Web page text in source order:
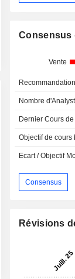
Consensus
Vente
Nombre
Dernier Cours
Objectif de cours
Ecart / Objectif
Consensus
Révisions